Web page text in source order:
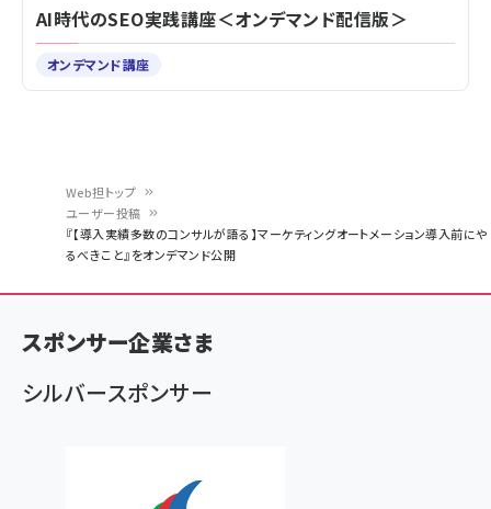
く
ず
Web担トップ
ユーザー投稿
『【導入実績多数のコンサルが語る】マーケティングオートメーション導入前にや
るべきこと』をオンデマンド公開
AI時代のSEO実践講座＜オンデマンド配信版＞
オンデマンド講座
スポンサー企業さま
シルバースポンサー